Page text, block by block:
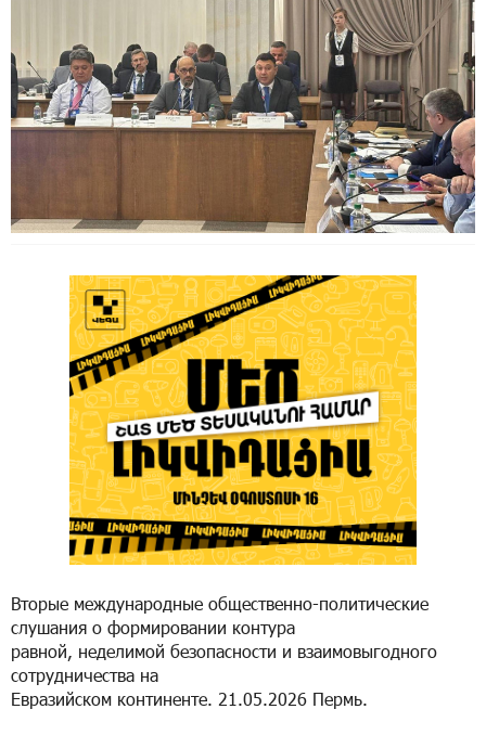
Вторые международные общественно-политические
слушания о формировании контура
равной, неделимой безопасности и взаимовыгодного
сотрудничества на
Евразийском континенте. 21.05.2026 Пермь.